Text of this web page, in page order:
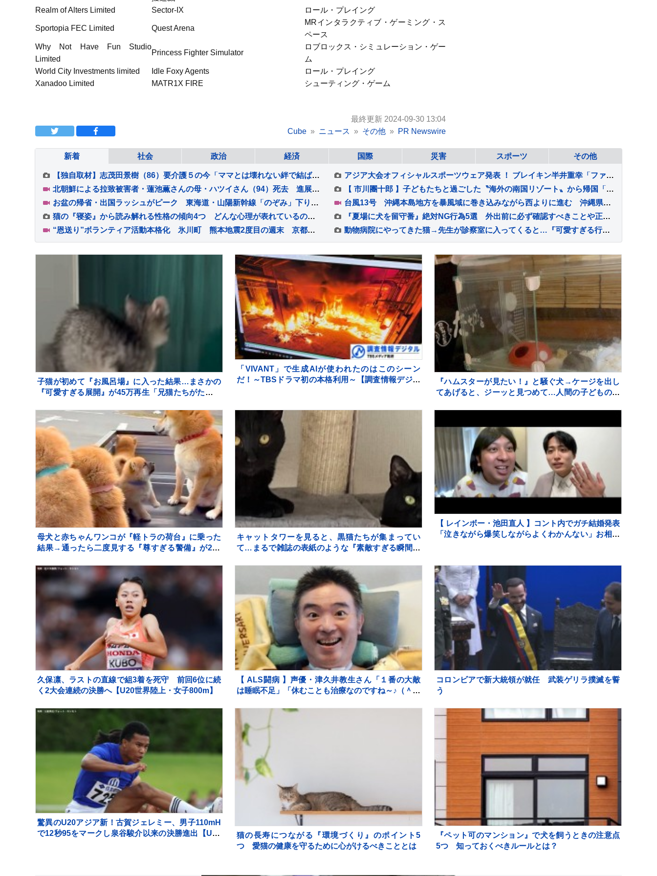
Realm of Alters Limited Sector-IX ロール・プレイング
Sportopia FEC Limited Quest Arena
MRインタラクティブ・ゲーミング・ス
ペース
Why Not Have Fun Studio
Limited
Princess Fighter Simulator
ロブロックス・シミュレーション・ゲー
ム
World City Investments limited
Idle Foxy Agents
ロール・プレイング
Xanadoo Limited
MATR1X FIRE シューティング・ゲーム
最終更新 2024-09-30 13:04
Cube
ニュース その他 PR Newswire
新着 社会 政治 経済 国際 災害 スポーツ その他
【独自取材】志茂田景樹（86）要介護５の今「ママとは壊れない絆で結ばれている」生活支える妻(78)
アジア大会オフィシャルスポーツウェア発表 ！ ブレイキン半井重幸「ファンの皆さんと心がつながっている」
北朝鮮による拉致被害者・蓮池薫さんの母・ハツイさん（94）死去 進展しない拉致問題に 最期まで苛立ちも…
【 市川團十郎 】子どもたちと過ごした〝海外の南国リゾート〟から帰国「ほっ、海外に子供達といくと それなりに緊張感あります」
お盆の帰省・出国ラッシュがピーク 東海道・山陽新幹線「のぞみ」下り 午前中はほぼ満席 羽田空港 国際線は出国のピーク 国内線には台風13号の影響が
台風13号 沖縄本島地方を暴風域に巻き込みながら西よりに進む 沖縄県内では約1万5000戸が停電 大雨・暴風・土砂災害などへ厳重警戒
猫の『寝姿』から読み解れる性格の傾向4つ どんな心理が表れているの？体勢別の意味もご紹介
『夏場に犬を留守番』絶対NG行為5選 外出前に必ず確認すべきことや正しい対策まで
“恩送り”ボランティア活動本格化 氷川町 熊本地震2度目の週末 京都など全国から 約50人集まり炎天下で仕分け作業
動物病院にやってきた猫→先生が診察室に入ってくると…『可愛すぎる行動』が1093万再生「子どものような怖がり方ｗ」「抱きしめたい」
子猫が初めて『お風呂場』に入った結果…まさかの
『可愛すぎる展開』が45万再生「兄猫たちがたまら
「VIVANT」で生成AIが使われたのはこのシーン
だ！～TBSドラマ初の本格利用～【調査情報デジタ
『ハムスターが見たい！』と騒ぐ犬→ケージを出し
てあげると、ジーッと見つめて…人間の子どものよ
母犬と赤ちゃんワンコが『軽トラの荷台』に乗った
結果→通ったら二度見する『尊すぎる警備』が217
キャットタワーを見ると、黒猫たちが集まってい
て…まるで雑誌の表紙のような『素敵すぎる瞬間』
【 レインボー・池田直人 】コント内でガチ結婚発表
「泣きながら爆笑しながらよくわかんない」お相手
久保凛、ラストの直線で組3着を死守 前回6位に続
く2大会連続の決勝へ【U20世界陸上・女子800m】
【 ALS闘病 】声優・津久井教生さん「１番の大敵
は睡眠不足」「休むことも治療なのですね～♪（＾Ｏ
コロンビアで新大統領が就任 武装ゲリラ撲滅を誓
う
驚異のU20アジア新！古賀ジェレミー、男子110mH
で12秒95をマークし泉谷駿介以来の決勝進出【U20
猫の長寿につながる『環境づくり』のポイント5
つ 愛猫の健康を守るために心がけるべきこととは
『ペット可のマンション』で犬を飼うときの注意点
5つ 知っておくべきルールとは？